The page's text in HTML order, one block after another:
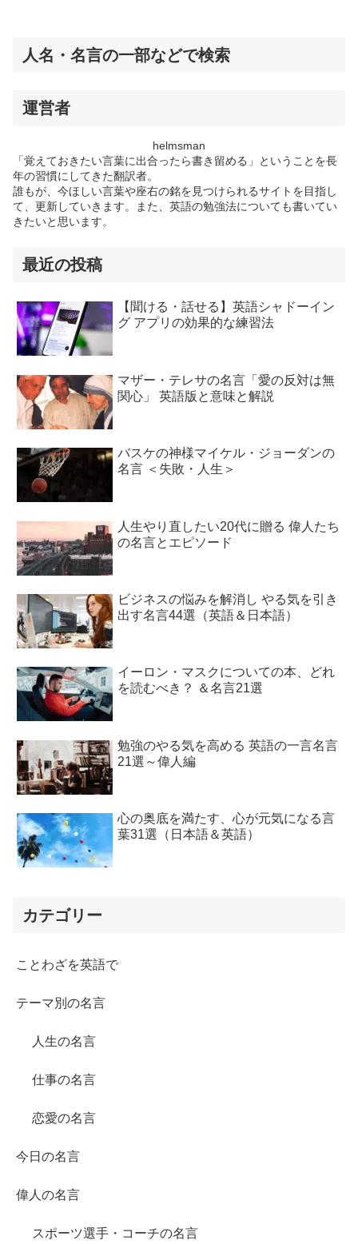
人名・名言の一部などで検索
運営者
helmsman
「覚えておきたい言葉に出合ったら書き留める」ということを長
年の習慣にしてきた翻訳者。
誰もが、今ほしい言葉や座右の銘を見つけられるサイトを目指し
て、更新していきます。また、英語の勉強法についても書いてい
きたいと思います。
最近の投稿
【聞ける・話せる】英語シャドーイン
グ アプリの効果的な練習法
マザー・テレサの名言「愛の反対は無
関心」 英語版と意味と解説
バスケの神様マイケル・ジョーダンの
名言 ＜失敗・人生＞
人生やり直したい20代に贈る 偉人たち
の名言とエピソード
ビジネスの悩みを解消し やる気を引き
出す名言44選（英語＆日本語）
イーロン・マスクについての本、どれ
を読むべき？ ＆名言21選
勉強のやる気を高める 英語の一言名言
21選～偉人編
心の奥底を満たす、心が元気になる言
葉31選（日本語＆英語）
カテゴリー
ことわざを英語で
テーマ別の名言
人生の名言
仕事の名言
恋愛の名言
今日の名言
偉人の名言
スポーツ選手・コーチの名言